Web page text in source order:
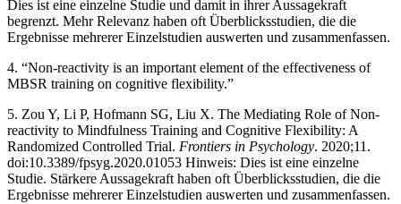
Dies ist eine einzelne Studie und damit in ihrer Aussagekraft
begrenzt. Mehr Relevanz haben oft Überblicksstudien, die die
Ergebnisse mehrerer Einzelstudien auswerten und zusammenfassen.
4. “Non-reactivity is an important element of the effectiveness of
MBSR training on cognitive flexibility.”
5. Zou Y, Li P, Hofmann SG, Liu X. The Mediating Role of Non-
reactivity to Mindfulness Training and Cognitive Flexibility: A
Randomized Controlled Trial. Frontiers in Psychology. 2020;11.
doi:10.3389/fpsyg.2020.01053 Hinweis: Dies ist eine einzelne
Studie. Stärkere Aussagekraft haben oft Überblicksstudien, die die
Ergebnisse mehrerer Einzelstudien auswerten und zusammenfassen.